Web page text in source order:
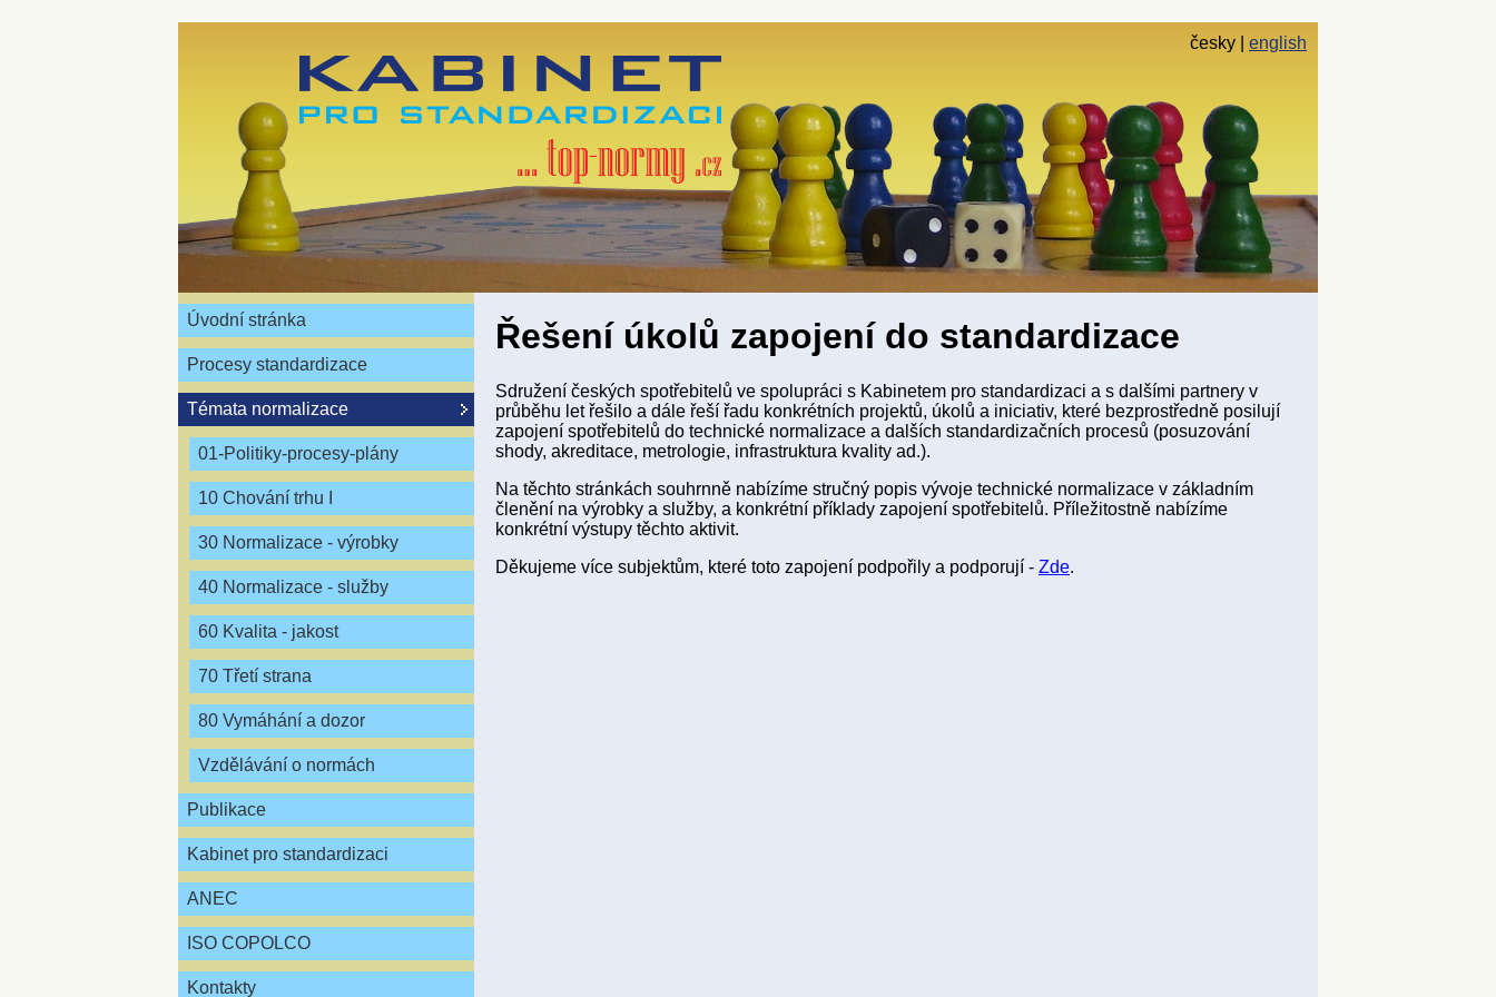
česky english
Úvodní stránka
Procesy standardizace
Témata normalizace
01-Politiky-procesy-plány
10 Chování trhu I
30 Normalizace - výrobky
40 Normalizace - služby
60 Kvalita - jakost
70 Třetí strana
80 Vymáhání a dozor
Vzdělávání o normách
Publikace
Kabinet pro standardizaci
ANEC
ISO COPOLCO
Kontakty
Řešení úkolů zapojení do standardizace
Sdružení českých spotřebitelů ve spolupráci s Kabinetem pro standardizaci a s dalšími partnery v
průběhu let řešilo a dále řeší řadu konkrétních projektů, úkolů a iniciativ, které bezprostředně posilují
zapojení spotřebitelů do technické normalizace a dalších standardizačních procesů (posuzování
shody, akreditace, metrologie, infrastruktura kvality ad.).
Na těchto stránkách souhrnně nabízíme stručný popis vývoje technické normalizace v základním
členění na výrobky a služby, a konkrétní příklady zapojení spotřebitelů. Příležitostně nabízíme
konkrétní výstupy těchto aktivit.
Děkujeme více subjektům, které toto zapojení podpořily a podporují - Zde.